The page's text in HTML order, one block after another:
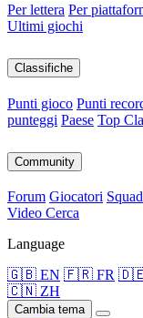
Per lettera Per
Ultimi giochi
Classifiche
Punti gioco Punti
punteggi Paese Top
Community
Forum Giocatori
Video Cerca
Language
🇬🇧 EN 🇫🇷 FR 🇩🇪
🇨🇳 ZH
Cambia tema